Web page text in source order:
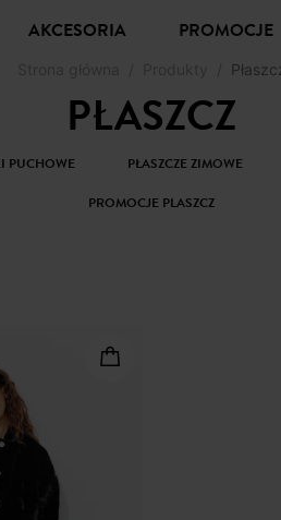
AKCESORIA PROMOCJE
PŁASZCZ
PUCHOWE PŁASZCZE ZIMOWE
PROMOCJE PLASZCZ